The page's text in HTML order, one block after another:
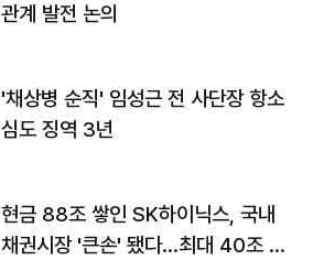
관계 발전 논의
'채상병 순직' 임성근 전 사단장 항소
심도 징역 3년
현금 88조 쌓인 SK하이닉스, 국내
채권시장 '큰손' 됐다…최대 40조 투